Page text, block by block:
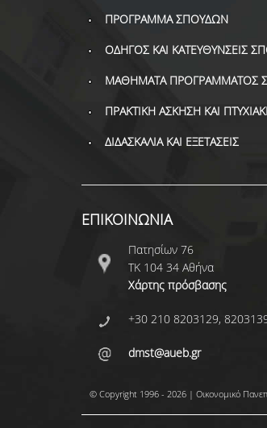
ΠΡΟΓΡΑΜΜΑ ΣΠΟΥΔΩΝ
ΟΔΗΓΟΣ ΚΑΙ ΚΑΤΕΥΘΥΝΣΕΙΣ
ΜΑΘΗΜΑΤΑ ΠΡΟΓΡΑΜΜΑΤΟΣ
ΠΡΑΚΤΙΚΗ ΑΣΚΗΣΗ ΚΑΙ
ΔΙΔΑΣΚΑΛΙΑ ΚΑΙ ΕΞΕΤΑΣΕΙΣ
ΕΠΙΚΟΙΝΩΝΙΑ
Πατησίων 76
ΤΚ 104 34 Αθήνα
Χάρτης πρόσβασης
+30 210 8203129,
dmst@aueb.gr
© Copyright 1996 - 2026 | Οικονομικό